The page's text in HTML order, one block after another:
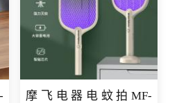
摩飞电器电蚊拍MF-